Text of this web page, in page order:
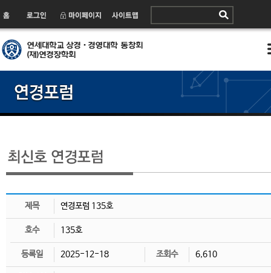
제목 연경포럼 135호
호수 135호
등록일 2025-12-18 조회수 6,610